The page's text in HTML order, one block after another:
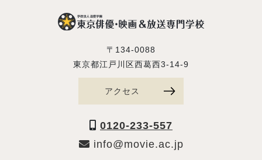
〒134-0088
東京都江戸川区西葛西3-14-9
アクセス
0120-233-557
info@movie.ac.jp